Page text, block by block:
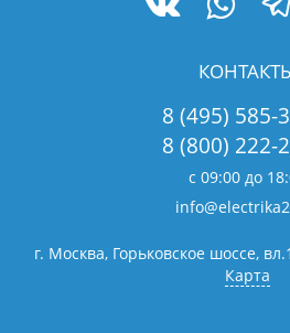
8 (495) 585-
8 (800) 222-
с 09:00 до
г. Москва, Горьковское шоссе,
Карта